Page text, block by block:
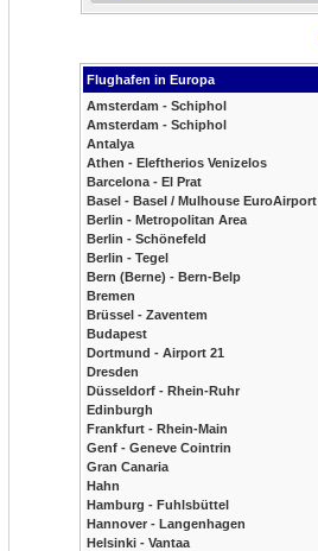
Flughafen in Europa
Amsterdam - Schiphol
Amsterdam - Schiphol
Antalya
Athen - Eleftherios Venizelos
Barcelona - El Prat
Basel - Basel / Mulhouse EuroAirport
Berlin - Metropolitan Area
Berlin - Schönefeld
Berlin - Tegel
Bern (Berne) - Bern-Belp
Bremen
Brüssel - Zaventem
Budapest
Dortmund - Airport 21
Dresden
Düsseldorf - Rhein-Ruhr
Edinburgh
Frankfurt - Rhein-Main
Genf - Geneve Cointrin
Gran Canaria
Hahn
Hamburg - Fuhlsbüttel
Hannover - Langenhagen
Helsinki - Vantaa